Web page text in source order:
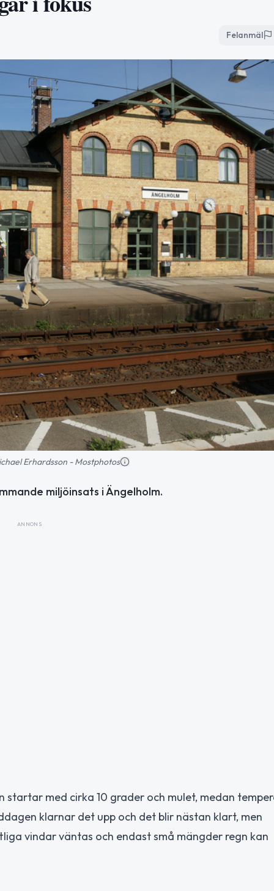
Felanmäl
Erhardsson - Mostphotos
miljöinsats i Ängelholm.
ANNONS
med cirka 10 grader och mulet, medan
klarnar det upp och det blir nästan klart, men
vindar väntas och endast små mängder regn kan